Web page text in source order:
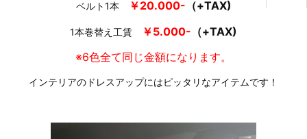
ベルト1本 ￥20.000- （+TAX)
1本巻替え工賃 ￥5.000- （+TAX)
※6色全て同じ金額になります。
インテリアのドレスアップにはピッタリなアイテムです！